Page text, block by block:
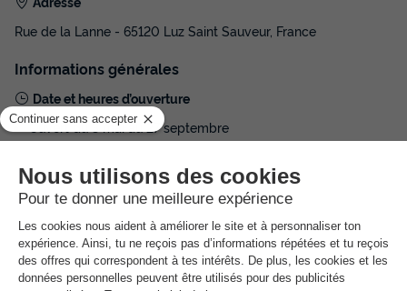
Rue de la Lanne - 65120 Luz Saint Sauveur, France
Informations générales
Date et heures d’ouverture
Ouvert du 3 mai au 27 septembre
NRA :
Espaceaquatique